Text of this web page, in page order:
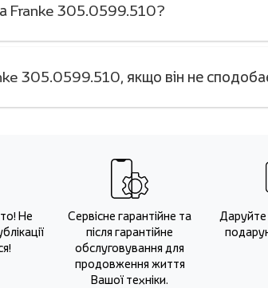
Franke 305.0599.510?
305.0599.510, якщо він не
Не
Сервісне гарантійне та
після гарантійне
обслуговування для
продовження життя
Вашої техніки.
Даруйте